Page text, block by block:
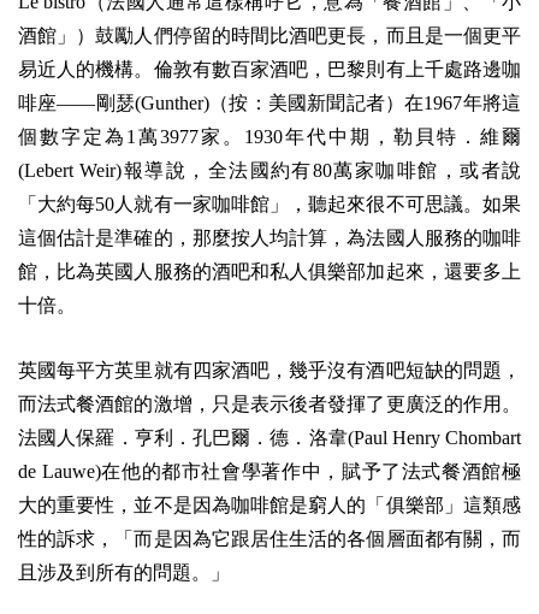
酒館」）鼓勵人們停留的時間比酒吧更長，而且是一個更平
易近人的機構。倫敦有數百家酒吧，巴黎則有上千處路邊咖
啡座——剛瑟(Gunther)（按：美國新聞記者）在1967年將這
個數字定為1萬3977家。1930年代中期，勒貝特．維爾
(Lebert Weir)報導說，全法國約有80萬家咖啡館，或者說
「大約每50人就有一家咖啡館」，聽起來很不可思議。如果
這個估計是準確的，那麼按人均計算，為法國人服務的咖啡
館，比為英國人服務的酒吧和私人俱樂部加起來，還要多上
十倍。
英國每平方英里就有四家酒吧，幾乎沒有酒吧短缺的問題，
而法式餐酒館的激增，只是表示後者發揮了更廣泛的作用。
法國人保羅．亨利．孔巴爾．德．洛韋(Paul Henry Chombart
de Lauwe)在他的都市社會學著作中，賦予了法式餐酒館極
大的重要性，並不是因為咖啡館是窮人的「俱樂部」這類感
性的訴求，「而是因為它跟居住生活的各個層面都有關，而
且涉及到所有的問題。」